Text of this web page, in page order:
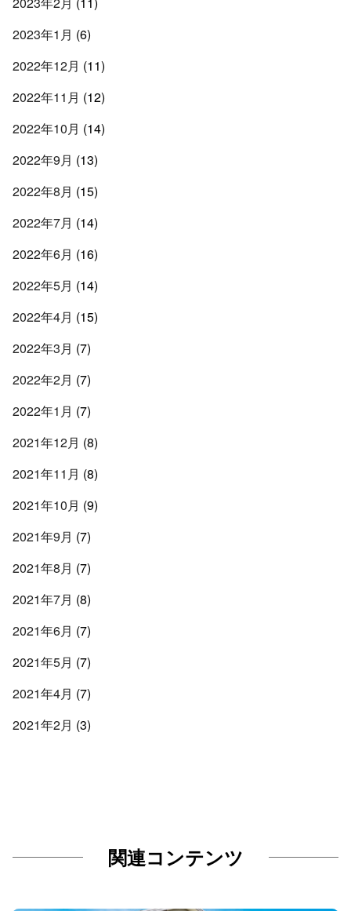
2023年1月 (6)
2022年12月 (11)
2022年11月 (12)
2022年10月 (14)
2022年9月 (13)
2022年8月 (15)
2022年7月 (14)
2022年6月 (16)
2022年5月 (14)
2022年4月 (15)
2022年3月 (7)
2022年2月 (7)
2022年1月 (7)
2021年12月 (8)
2021年11月 (8)
2021年10月 (9)
2021年9月 (7)
2021年8月 (7)
2021年7月 (8)
2021年6月 (7)
2021年5月 (7)
2021年4月 (7)
2021年2月 (3)
関連コンテンツ